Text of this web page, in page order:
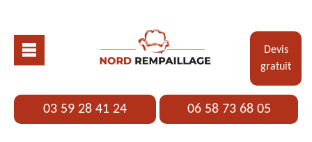
Devis
gratuit
03 59 28 41 24 06 58 73 68 05